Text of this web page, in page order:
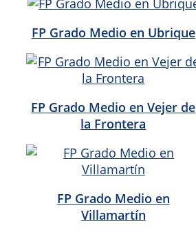
FP Grado Medio en Ubrique
FP Grado Medio en Vejer de
la Frontera
FP Grado Medio en
Villamartín